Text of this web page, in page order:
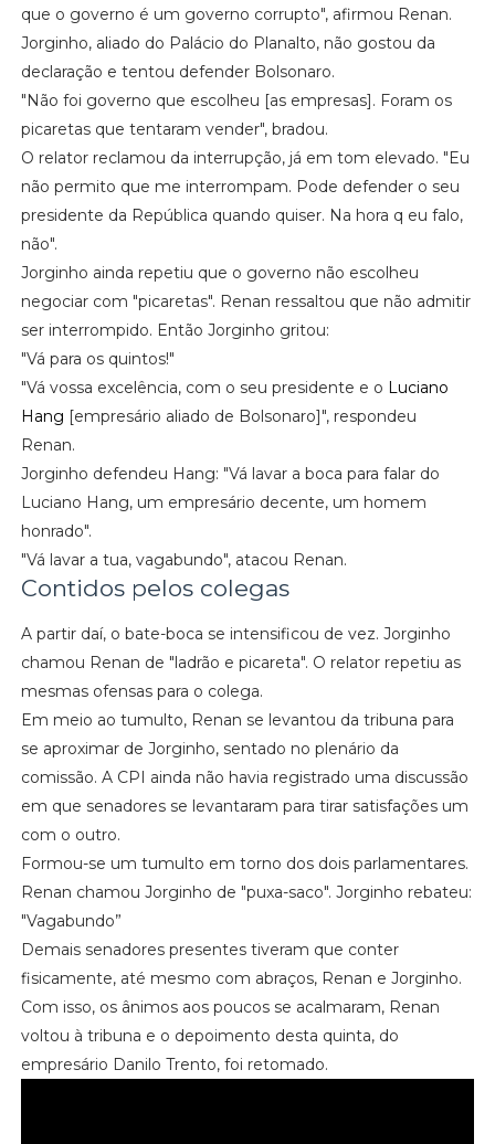
que o governo é um governo corrupto", afirmou Renan.
Jorginho, aliado do Palácio do Planalto, não gostou da
declaração e tentou defender Bolsonaro.
"Não foi governo que escolheu [as empresas]. Foram os
picaretas que tentaram vender", bradou.
O relator reclamou da interrupção, já em tom elevado. "Eu
não permito que me interrompam. Pode defender o seu
presidente da República quando quiser. Na hora q eu falo,
não".
Jorginho ainda repetiu que o governo não escolheu
negociar com "picaretas". Renan ressaltou que não admitir
ser interrompido. Então Jorginho gritou:
"Vá para os quintos!"
"Vá vossa excelência, com o seu presidente e o Luciano
Hang [empresário aliado de Bolsonaro]", respondeu
Renan.
Jorginho defendeu Hang: "Vá lavar a boca para falar do
Luciano Hang, um empresário decente, um homem
honrado".
"Vá lavar a tua, vagabundo", atacou Renan.
Contidos pelos colegas
A partir daí, o bate-boca se intensificou de vez. Jorginho
chamou Renan de "ladrão e picareta". O relator repetiu as
mesmas ofensas para o colega.
Em meio ao tumulto, Renan se levantou da tribuna para
se aproximar de Jorginho, sentado no plenário da
comissão. A CPI ainda não havia registrado uma discussão
em que senadores se levantaram para tirar satisfações um
com o outro.
Formou-se um tumulto em torno dos dois parlamentares.
Renan chamou Jorginho de "puxa-saco". Jorginho rebateu:
"Vagabundo”
Demais senadores presentes tiveram que conter
fisicamente, até mesmo com abraços, Renan e Jorginho.
Com isso, os ânimos aos poucos se acalmaram, Renan
voltou à tribuna e o depoimento desta quinta, do
empresário Danilo Trento, foi retomado.